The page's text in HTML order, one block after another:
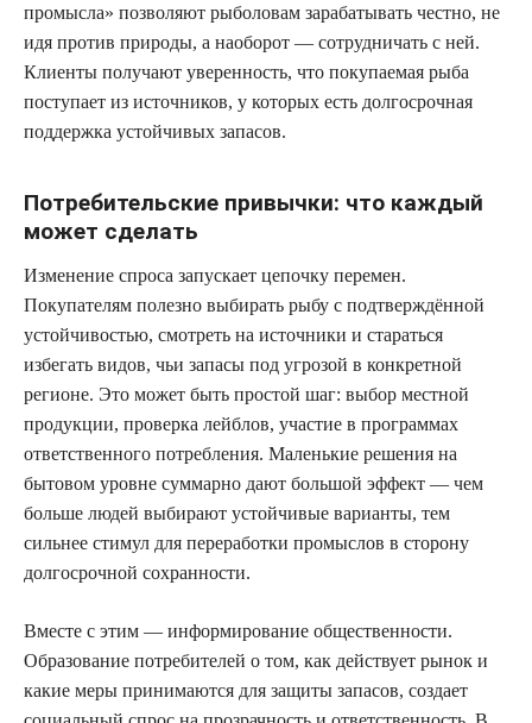
промысла» позволяют рыболовам зарабатывать честно, не
идя против природы, а наоборот — сотрудничать с ней.
Клиенты получают уверенность, что покупаемая рыба
поступает из источников, у которых есть долгосрочная
поддержка устойчивых запасов.
Потребительские привычки: что каждый
может сделать
Изменение спроса запускает цепочку перемен.
Покупателям полезно выбирать рыбу с подтверждённой
устойчивостью, смотреть на источники и стараться
избегать видов, чьи запасы под угрозой в конкретной
регионе. Это может быть простой шаг: выбор местной
продукции, проверка лейблов, участие в программах
ответственного потребления. Маленькие решения на
бытовом уровне суммарно дают большой эффект — чем
больше людей выбирают устойчивые варианты, тем
сильнее стимул для переработки промыслов в сторону
долгосрочной сохранности.
Вместе с этим — информирование общественности.
Образование потребителей о том, как действует рынок и
какие меры принимаются для защиты запасов, создает